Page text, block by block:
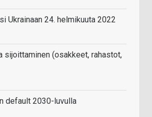
Ukrainaan 24. helmikuuta 2022
sijoittaminen (osakkeet, rahastot,
default 2030-luvulla